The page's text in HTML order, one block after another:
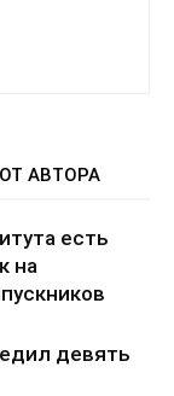
АВТОРА
есть
на
девять